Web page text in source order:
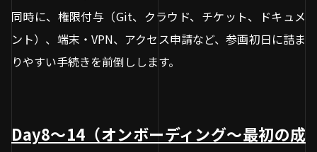
同時に、権限付与（Git、クラウド、チケット、ドキュメ
ント）、端末・VPN、アクセス申請など、参画初日に詰ま
りやすい手続きを前倒しします。
Day8〜14（オンボーディング〜最初の成